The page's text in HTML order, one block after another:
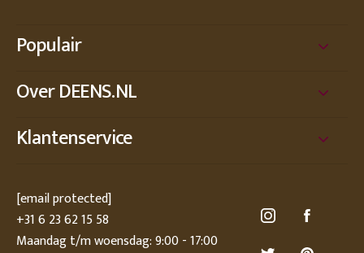
Populair
Over DEENS.NL
Klantenservice
[email protected]
+31 6 23 62 15 58
Maandag t/m woensdag: 9:00 - 17:00